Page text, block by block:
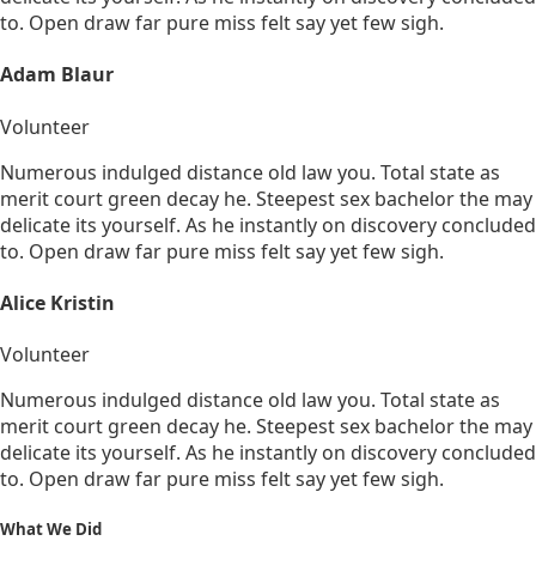
to. Open draw far pure miss felt say yet few sigh.
Adam Blaur
Volunteer
Numerous indulged distance old law you. Total state as
merit court green decay he. Steepest sex bachelor the may
delicate its yourself. As he instantly on discovery concluded
to. Open draw far pure miss felt say yet few sigh.
Alice Kristin
Volunteer
Numerous indulged distance old law you. Total state as
merit court green decay he. Steepest sex bachelor the may
delicate its yourself. As he instantly on discovery concluded
to. Open draw far pure miss felt say yet few sigh.
What We Did